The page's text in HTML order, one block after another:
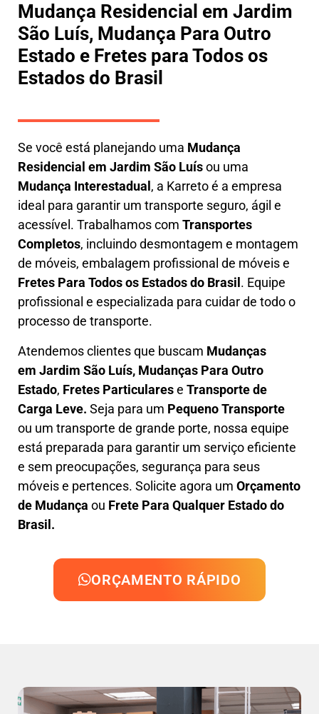
Mudança Residencial em Jardim
São Luís, Mudança Para Outro
Estado e Fretes para Todos os
Estados do Brasil
Se você está planejando uma Mudança
Residencial em Jardim São Luísou uma
Mudança Interestadual , a Karretoé a empresa
ideal para garantir um transporte seguro, ágil e
acessível. Trabalhamos com Transportes
Completos, incluindodesmontagem e montagem
de móveis, embalagem profissional de móveis e
Fretes Para Todos os Estados do Brasil . Equipe
profissional e especializada para cuidar de todo o
processo de transporte.
Atendemos clientes que buscam Mudanças
em Jardim São Luís, Mudanças Para Outro
Estado, Fretes Particularese Transportede
Carga Leve. Seja para um Pequeno Transporte
ou um transporte de grande porte, nossa equipe
está preparada para garantir um serviço eficiente
e sem preocupações, segurança para seus
móveis e pertences. Solicite agora um Orçamento
de Mudança ou Frete Para Qualquer Estado do
Brasil.
ORÇAMENTO RÁPIDO